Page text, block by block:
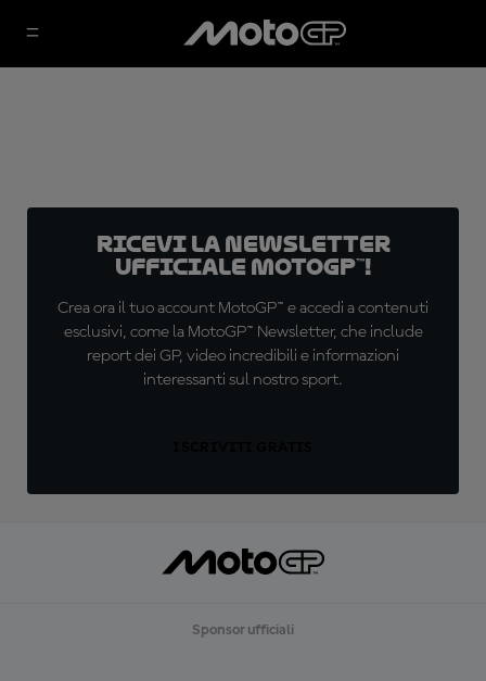
Ricevi la newsletter
ufficiale MotoGP™!
Crea ora il tuo account MotoGP™ e accedi a contenuti
esclusivi, come la MotoGP™ Newsletter, che include
report dei GP, video incredibili e informazioni
interessanti sul nostro sport.
Sponsor ufficiali